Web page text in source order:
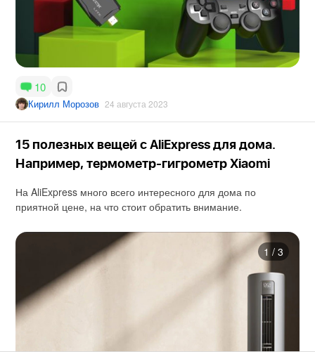
10
Кирилл Морозов 24 августа 2023
15 полезных вещей с AliExpress для дома.
Например, термометр-гигрометр Xiaomi
На AliExpress много всего интересного для дома по
приятной цене, на что стоит обратить внимание.
1 / 3